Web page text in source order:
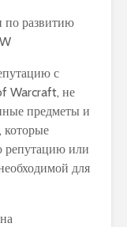
с
Warcraft, не
предметы и
которые
репутацию или
для